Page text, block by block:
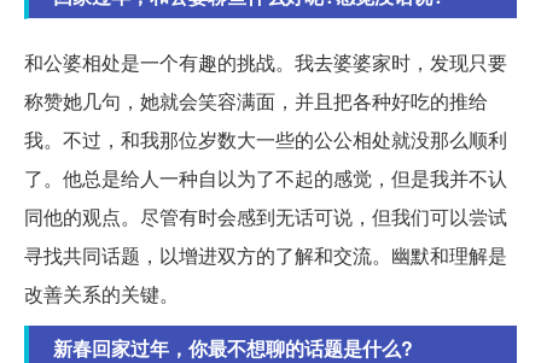
和公婆相处是一个有趣的挑战。我去婆婆家时，发现只要
称赞她几句，她就会笑容满面，并且把各种好吃的推给
我。不过，和我那位岁数大一些的公公相处就没那么顺利
了。他总是给人一种自以为了不起的感觉，但是我并不认
同他的观点。尽管有时会感到无话可说，但我们可以尝试
寻找共同话题，以增进双方的了解和交流。幽默和理解是
改善关系的关键。
新春回家过年，你最不想聊的话题是什么?